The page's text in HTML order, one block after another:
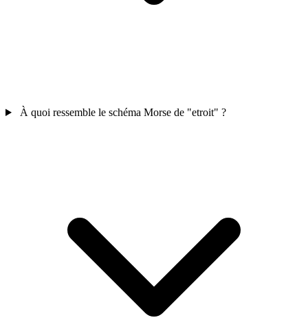
À quoi ressemble le schéma Morse de "etroit" ?